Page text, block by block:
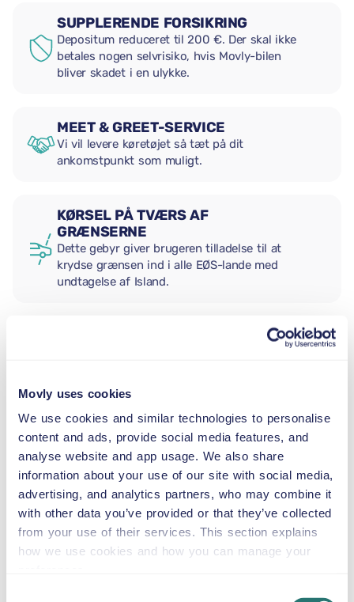
Movly uses cookies
We use cookies and similar technologies to personalise
content and ads, provide social media features, and
analyse website and app usage. We also share
information about your use of our site with social media,
advertising, and analytics partners, who may combine it
with other data you’ve provided or that they’ve collected
from your use of their services. This section explains
how we use cookies and how you can manage your
SUPPLERENDE FORSIKRING
Depositum reduceret til 200 €. Der skal ikke
betales nogen selvrisiko, hvis Movly-bilen
bliver skadet i en ulykke.
MEET & GREET-SERVICE
Vi vil levere køretøjet så tæt på dit
ankomstpunkt som muligt.
KØRSEL PÅ TVÆRS AF
GRÆNSERNE
Dette gebyr giver brugeren tilladelse til at
krydse grænsen ind i alle EØS-lande med
undtagelse af Island.
2,5–13 kg
BARNESÆDE
9–18 kg
AUTOSTOL